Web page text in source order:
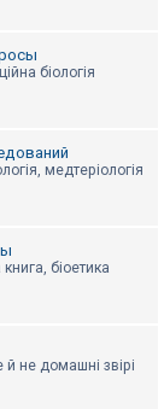
біологія
медтеріологія
біоетика
не домашні звірі